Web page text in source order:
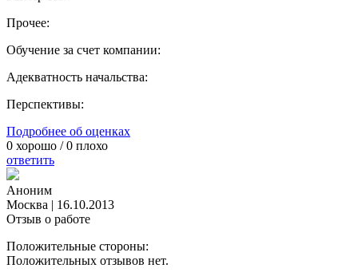
Прочее:
Обучение за счет компании:
Адекватность начальства:
Перспективы:
Подробнее об оценках
0 хорошо /0 плохо
ответить
Аноним
Москва | 16.10.2013
Отзыв о работе
Положительные стороны:
Положительных отзывов нет.